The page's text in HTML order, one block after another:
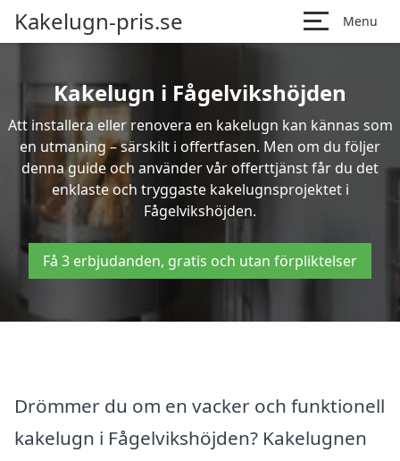
Kakelugn-pris.se Menu
Kakelugn i Fågelvikshöjden
Att installera eller renovera en kakelugn kan kännas som
en utmaning – särskilt i offertfasen. Men om du följer
denna guide och använder vår offerttjänst får du det
enklaste och tryggaste kakelugnsprojektet i
Fågelvikshöjden.
Få 3 erbjudanden, gratis och utan förpliktelser
Drömmer du om en vacker och funktionell
kakelugn i Fågelvikshöjden? Kakelugnen